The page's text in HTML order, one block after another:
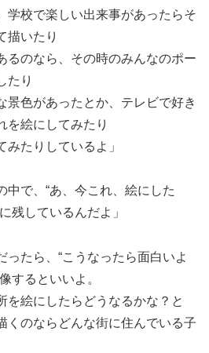
学校で楽しい出来事があったらそ
描いたり
るのなら、その時のみんなのポー
たり
景色があったとか、テレビで好き
を絵にしてみたり
たりしているよ」
中で、“あ、今これ、絵にした
残しているんだよ」
ったら、“こうなったら面白いよ
するといいよ。
を絵にしたらどうなるかな？と
くのならどんな街に住んでいる子